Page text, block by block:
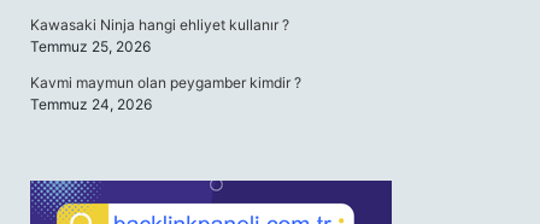
Kawasaki Ninja hangi ehliyet kullanır ?
Temmuz 25, 2026
Kavmi maymun olan peygamber kimdir ?
Temmuz 24, 2026